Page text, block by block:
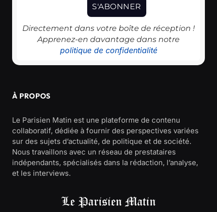
Directement dans votre boîte de réception !
Apprenez-en davantage dans notre
politique de confidentialité
À PROPOS
Le Parisien Matin est une plateforme de contenu
collaboratif, dédiée à fournir des perspectives variées
sur des sujets d’actualité, de politique et de société.
Nous travaillons avec un réseau de prestataires
indépendants, spécialisés dans la rédaction, l’analyse,
et les interviews.